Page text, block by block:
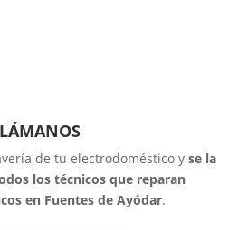
de tu electrodoméstico y se la
los técnicos que reparan
en Fuentes de Ayódar.